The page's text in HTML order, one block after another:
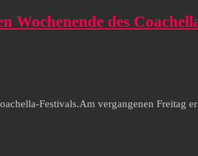
Wochenende des
Festivals.Am vergangenen